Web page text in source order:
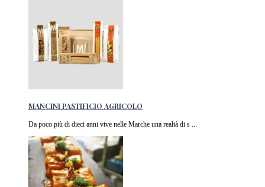
MANCINI PASTIFICIO AGRICOLO
Da poco più di dieci anni vive nelle Marche una realtà di s ...